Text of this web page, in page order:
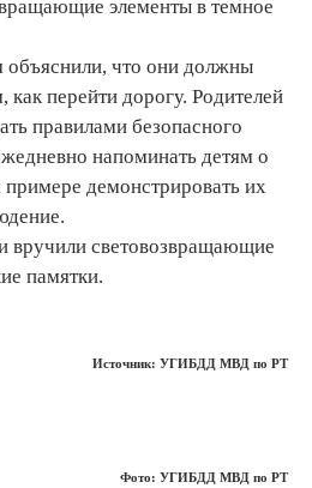
элементы в темное
что они должны
как перейти дорогу. Родителей
правилами безопасного
напоминать детям о
демонстрировать их
вручили световозвращающие
памятки.
Источник: УГИБДД МВД по РТ
Фото: УГИБДД МВД по РТ